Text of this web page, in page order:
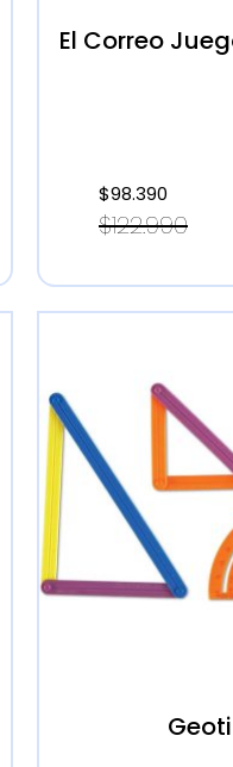
El Correo
$122.990
$98.390